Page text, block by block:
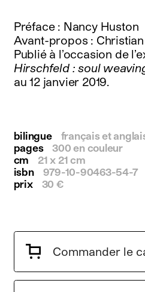
facebook
twitter
linkedin
youtube
newsletter
Préface : Nancy Huston
Avant-propos :
Publié à l’occasion de
Hirschfeld : soul
au 12 janvier 2019.
bilingue
français et
pages
300 en couleur
cm
21 x 21 cm
isbn
979-10-90463-54-7
prix
30 €
Commander le